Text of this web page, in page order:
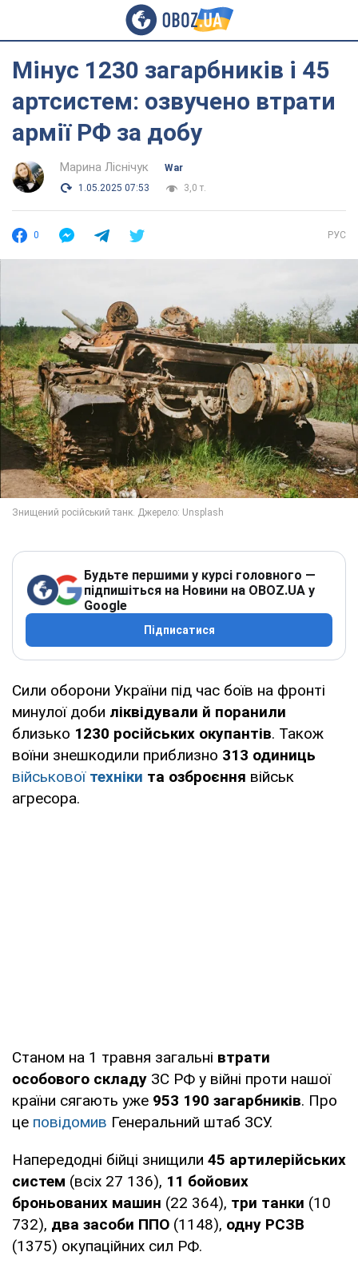
Мінус 1230 загарбників і 45
артсистем: озвучено втрати
армії РФ за добу
Марина Ліснічук
War
1.05.2025 07:53
3,0 т.
0 РУС
Будьте першими у курсі головного —
підпишіться на Новини на OBOZ.UA у
Google
Підписатися
Сили оборони України під час боїв на фронті
минулої доби ліквідували й поранили
близько 1230 російських окупантів. Також
воїни знешкодили приблизно 313 одиниць
військової техніки та озброєння військ
агресора.
Станом на 1 травня загальні втрати
особового складу ЗС РФ у війні проти нашої
країни сягають уже 953 190 загарбників. Про
це повідомив Генеральний штаб ЗСУ.
Напередодні бійці знищили 45 артилерійських
систем (всіх 27 136), 11 бойових
броньованих машин (22 364), три танки (10
732), два засоби ППО (1148), одну РСЗВ
(1375) окупаційних сил РФ.